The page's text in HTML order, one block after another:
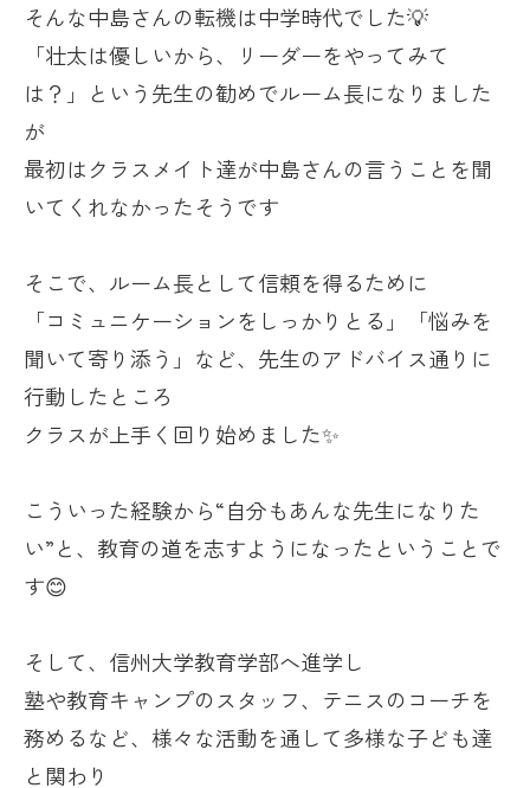
そんな中島さんの転機は中学時代でした💡
「壮太は優しいから、リーダーをやってみて
は？」という先生の勧めでルーム長になりました
が
最初はクラスメイト達が中島さんの言うことを聞
いてくれなかったそうです
そこで、ルーム長として信頼を得るために
「コミュニケーションをしっかりとる」「悩みを
聞いて寄り添う」など、先生のアドバイス通りに
行動したところ
クラスが上手く回り始めました✨
こういった経験から“自分もあんな先生になりた
い”と、教育の道を志すようになったということで
す😊
そして、信州大学教育学部へ進学し
塾や教育キャンプのスタッフ、テニスのコーチを
務めるなど、様々な活動を通して多様な子ども達
と関わり